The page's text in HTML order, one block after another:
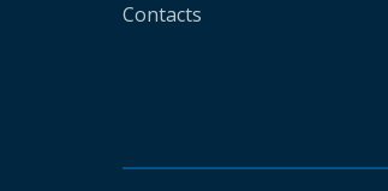
Contacts